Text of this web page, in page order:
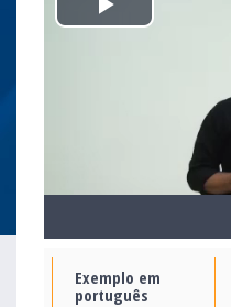
Play
Exemplo em
português